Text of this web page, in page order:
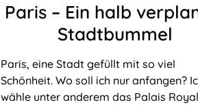
Paris ‒ Ein halb
Stadtbummel
Paris, eine Stadt gefüllt mit so viel
Schönheit. Wo soll ich nur anfangen?
wähle unter anderem das Palais